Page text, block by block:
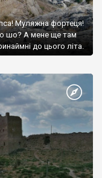
Муляжна фортеця!
шо? А мене ще там
до цього літа.